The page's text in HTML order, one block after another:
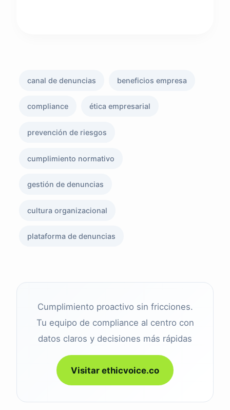
canal de denuncias beneficios empresa
compliance ética empresarial
prevención de riesgos
cumplimiento normativo
gestión de denuncias
cultura organizacional
plataforma de denuncias
Cumplimiento proactivo sin fricciones.
Tu equipo de compliance al centro con
datos claros y decisiones más rápidas
Visitar ethicvoice.co